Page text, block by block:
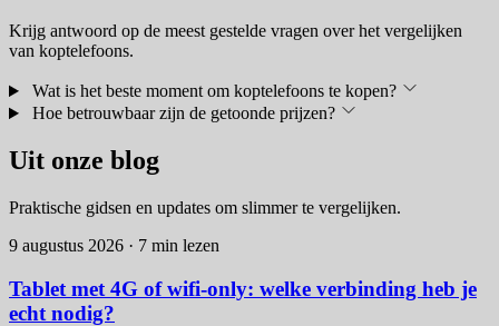
Krijg antwoord op de meest gestelde vragen over het vergelijken
van koptelefoons.
Wat is het beste moment om koptelefoons te kopen?
Hoe betrouwbaar zijn de getoonde prijzen?
Uit onze blog
Praktische gidsen en updates om slimmer te vergelijken.
9 augustus 2026 · 7 min lezen
Tablet met 4G of wifi-only: welke verbinding heb je
echt nodig?